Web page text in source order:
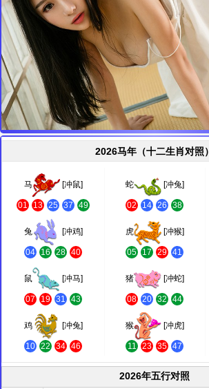
2026马年（十二生肖对照）
马 [冲鼠]
01 13 25 37 49
蛇 [冲兔]
02 14 26 38
兔 [冲鸡]
04 16 28 40
虎 [冲猴]
05 17 29 41
鼠 [冲马]
07 19 31 43
猪 [冲蛇]
08 20 32 44
鸡 [冲兔]
10 22 34 46
猴 [冲虎]
11 23 35 47
2026年五行对照